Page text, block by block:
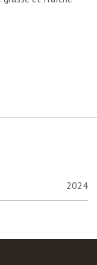
2024